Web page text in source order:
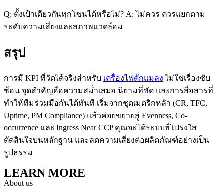
Q: ตั้งเป้าเดียวกันทุกโซนได้หรือไม่? A: ไม่ควร ควรแยกตาม
ระดับความเสี่ยงและสภาพแวดล้อม
สรุป
การมี KPI ที่วัดได้จริงสำหรับ เครื่องไฟดักแมลง ไม่ใช่เรื่องซับ
ซ้อน จุดสำคัญคือความสม่ำเสมอ นิยามที่ชัด และการสื่อสารที่
ทำให้ทีมร่วมมือกันได้ทันที เริ่มจากชุดเมตริกหลัก (CR, TFC,
Uptime, PM Compliance) แล้วค่อยขยายสู่ Evenness, Co-
occurrence และ Ingress Near CCP คุณจะได้ระบบที่โปร่งใส
ตัดสินใจบนหลักฐาน และลดความเสี่ยงต่อผลิตภัณฑ์อย่างเป็น
รูปธรรม
LEARN MORE
About us